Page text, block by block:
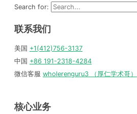
Search for:
联系我们
美国 +1(412)756-3137
中国 +86 191-2318-4284
微信客服 wholerenguru3 （厚仁学术哥）
核心业务